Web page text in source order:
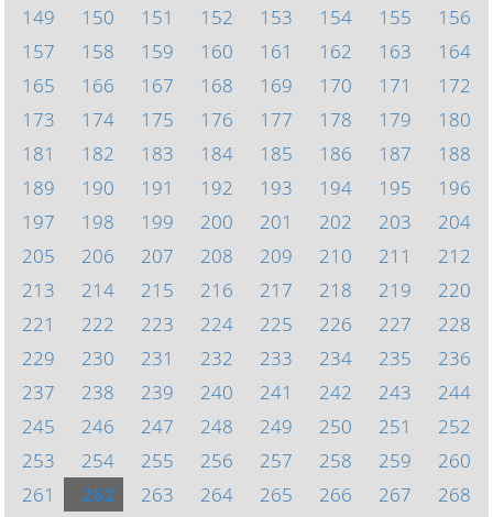
149
150 151 152 153 154 155
156
157
158 159 160 161 162 163
164
165
166 167 168 169 170 171
172
173
174 175 176 177 178 179
180
181
182 183 184 185 186 187
188
189
190 191 192 193 194 195
196
197
198 199 200 201 202 203
204
205
206 207 208 209 210 211
212
213
214 215 216 217 218 219
220
221
222 223 224 225 226 227
228
229
230 231 232 233 234 235
236
237
238 239 240 241 242 243
244
245
246 247 248 249 250 251
252
253
254 255 256 257 258 259
260
261
262 263 264 265 266 267
268